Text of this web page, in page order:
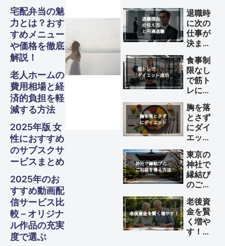
宅配弁当の魅
力とは？おす
すめメニュー
や価格を徹底
解説！
老人ホームの
費用相場と経
済的負担を軽
減する方法
2025年版 女
性におすすめ
のサブスクサ
ービスまとめ
2025年のお
すすめ動画配
信サービス比
較 – オリジナ
ル作品の充実
度で選ぶ
ット
Gadgets
スピリ
チュア
ル
ス
Business
ナンス
Finance
グル
メ・フ
ード
旅行
健康
Beauty
Other
S
ット
Gadgets
スピリ
チュア
ル
ス
Business
ナンス
Finance
グル
メ・フ
ード
旅行
健康
Beauty
Other
S
ット
Gadgets
スピリ
チュア
ル
ス
Business
ナンス
Finance
グル
メ・フ
ード
旅行
健康
Beauty
Other
S
退職時
に次の
仕事が
決まっ
い理由
の伝え
方と円
満退職
のため
のポイ
ント
食事制
限なし
で筋ト
レによ
エット
を成功
させる
方法
胸を落
とさず
にダイ
エット
法
東京の
神社で
縁結び
のご利
る方法
老後資
金を賢
く増や
す！